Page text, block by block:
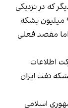
که در نزدیکی
بندر چابهار مستقر بودند و در مجموع حدود ۹ میلیون بشکه
مقصد فعلی
از شرکت اطلاعات
نفت ایران
اسلامی